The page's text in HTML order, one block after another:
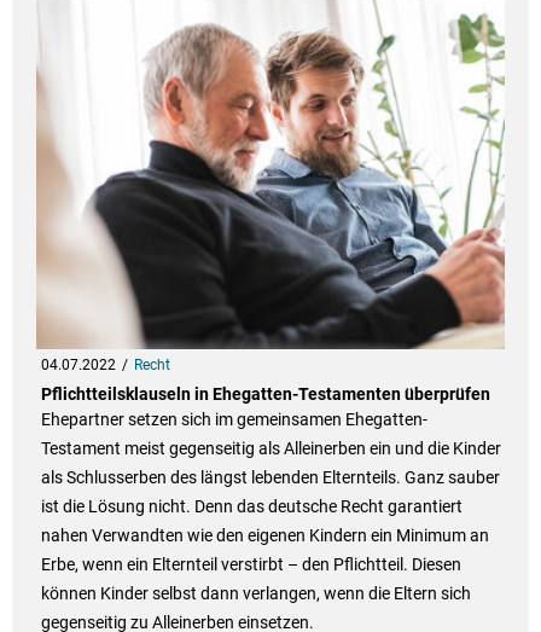
04.07.2022 Recht
Pflichtteilsklauseln in Ehegatten-Testamenten überprüfen
Ehepartner setzen sich im gemeinsamen Ehegatten-
Testament meist gegenseitig als Alleinerben ein und die Kinder
als Schlusserben des längst lebenden Elternteils. Ganz sauber
ist die Lösung nicht. Denn das deutsche Recht garantiert
nahen Verwandten wie den eigenen Kindern ein Minimum an
Erbe, wenn ein Elternteil verstirbt – den Pflichtteil. Diesen
können Kinder selbst dann verlangen, wenn die Eltern sich
gegenseitig zu Alleinerben einsetzen.